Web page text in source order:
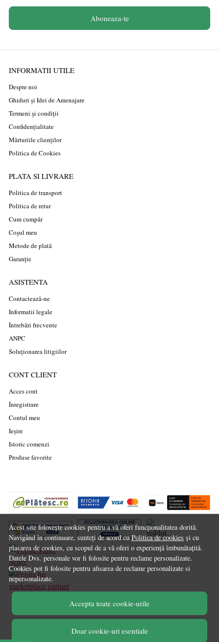
Acest site folosește cookies pentru a vă oferi funcționalitatea dorită.
Navigând în continuare, sunteți de acord cuPolitica de cookies și cu
plasarea de cookies, cu scopul de a vă oferi o experiență îmbunătațită.
Datele Dvs. personale vor fi folosite pentru reclame personalizate.
Cookies pot fi folosite pentru afisarea de reclame personalizate si
nepersonalizate.
Accepta toate cookie-urile
Doar cookie-uri esentiale
Aboneaza-te
INFORMATII UTILE
Despre noi
Ghiduri și Idei de Amenajare
Termeni și condiții
Confidențialitate
Mărturiile clienților
Politica de Cookies
PLATA SI LIVRARE
Politica de transport
Politica de retur
Cum cumpăr
Coșul meu
Metode de plată
Garanție
ASISTENTA
Contactează-ne
Informatii legale
Întrebări frecvente
ANPC
Soluționarea litigiilor
CONT CLIENT
Acces cont
Înregistrare
Contul meu
Ieșire
Istoric comenzi
Produse favorite
marketplace partner